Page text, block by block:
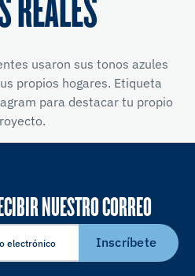
usaron sus tonos azules
propios hogares. Etiqueta
para destacar tu propio
NUESTRO CORREO
Inscríbete